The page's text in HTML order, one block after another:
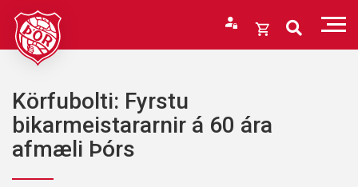
Fara
efni
Opna
Karfan þín
Karfan er tóm.
Körfubolti: Fyrstu
bikarmeistararnir á 60 ára
afmæli Þórs